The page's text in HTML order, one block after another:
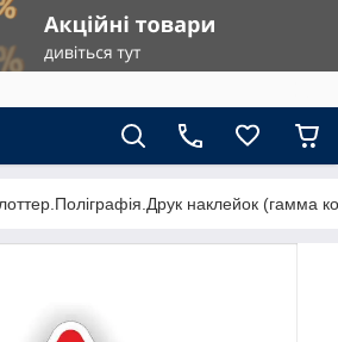
наклейок (гамма